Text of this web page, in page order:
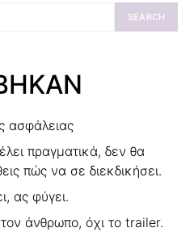
SEARCH
ασφάλειας
πραγματικά, δεν θα
πώς να σε διεκδικήσει.
ας φύγει.
άνθρωπο, όχι το trailer.